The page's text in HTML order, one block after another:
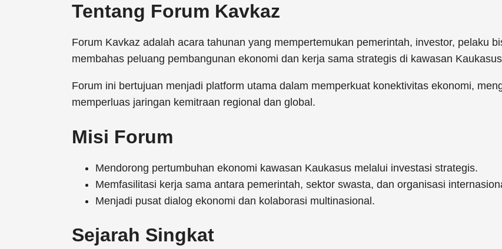
Tentang Forum Kavkaz
Forum Kavkaz adalah acara tahunan yang mempertemukan pemerintah, investor, pelaku
membahas peluang pembangunan ekonomi dan kerja sama strategis di kawasan
Forum ini bertujuan menjadi platform utama dalam memperkuat konektivitas ekonomi,
memperluas jaringan kemitraan regional dan global.
Misi Forum
Mendorong pertumbuhan ekonomi kawasan Kaukasus melalui investasi strategis.
Memfasilitasi kerja sama antara pemerintah, sektor swasta, dan organisasi
Menjadi pusat dialog ekonomi dan kolaborasi multinasional.
Sejarah Singkat